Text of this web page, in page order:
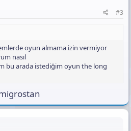
#3
oyun almama izin vermiyor
nasıl
bu arada istediğim oyun the long